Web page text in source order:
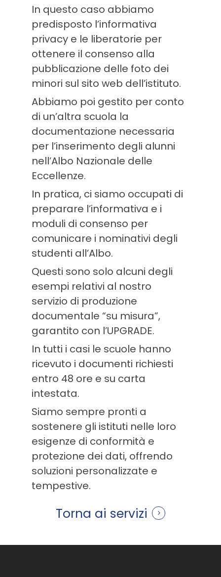
In questo caso abbiamo
predisposto l’informativa
privacy e le liberatorie per
ottenere il consenso alla
pubblicazione delle foto dei
minori sul sito web dell’istituto.
Abbiamo poi gestito per conto
di un’altra scuola la
documentazione necessaria
per l’inserimento degli alunni
nell’Albo Nazionale delle
Eccellenze.
In pratica, ci siamo occupati di
preparare l’informativa e i
moduli di consenso per
comunicare i nominativi degli
studenti all’Albo.
Questi sono solo alcuni degli
esempi relativi al nostro
servizio di produzione
documentale “su misura”,
garantito con l’UPGRADE.
In tutti i casi le scuole hanno
ricevuto i documenti richiesti
entro 48 ore e su carta
intestata.
Siamo sempre pronti a
sostenere gli istituti nelle loro
esigenze di conformità e
protezione dei dati, offrendo
soluzioni personalizzate e
tempestive.
Torna ai servizi